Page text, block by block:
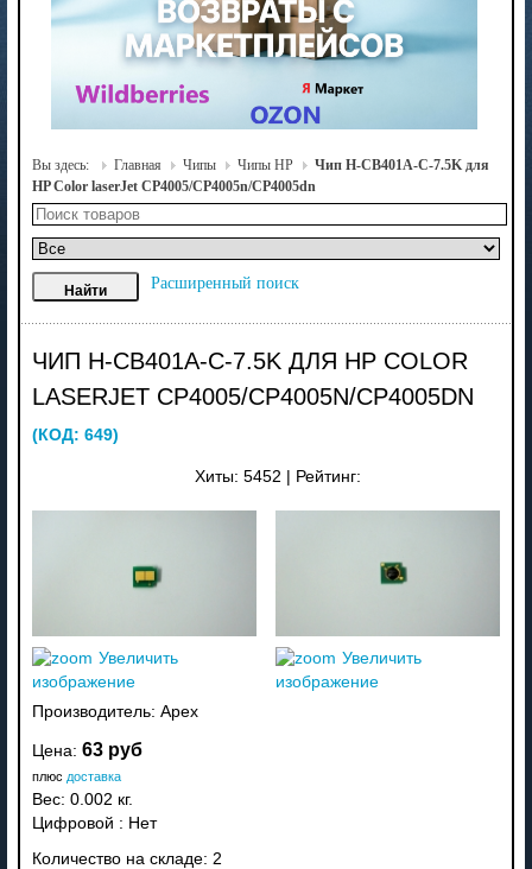
Вы здесь: Главная Чипы Чипы HP
Чип H-CB401A-C-7.5K для
HP Color laserJet CP4005/CP4005n/CP4005dn
Расширенный поиск
ЧИП H-CB401A-C-7.5K ДЛЯ HP COLOR
LASERJET CP4005/CP4005N/CP4005DN
(КОД: 649)
Хиты: 5452 Рейтинг:
Увеличить
изображение
Увеличить
изображение
Производитель: Apex
Цена: 63 руб
плюс доставка
Вес: 0.002 кг.
Цифровой : Нет
Количество на складе: 2